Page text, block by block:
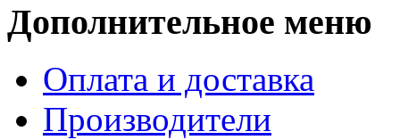
Дополнительное меню
Оплата и доставка
Производители